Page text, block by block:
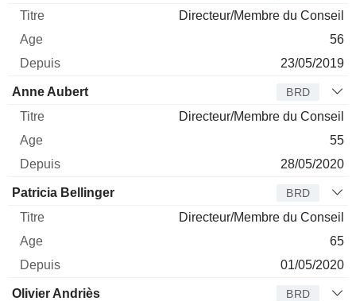
Directeur/Membre du Conseil
56
23/05/2019
Anne Aubert BRD
Directeur/Membre du Conseil
55
28/05/2020
Patricia Bellinger BRD
Directeur/Membre du Conseil
65
01/05/2020
Olivier Andriès BRD